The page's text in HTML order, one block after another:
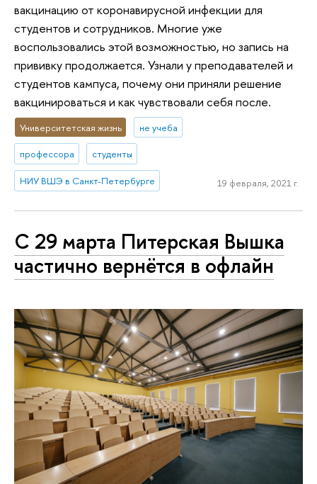
вакцинацию от коронавирусной инфекции для
студентов и сотрудников. Многие уже
воспользовались этой возможностью, но запись на
прививку продолжается. Узнали у преподавателей и
студентов кампуса, почему они приняли решение
вакцинироваться и как чувствовали себя после.
Университетская жизнь не учеба
профессора студенты
НИУ ВШЭ в Санкт-Петербурге 19 февраля, 2021 г.
С 29 марта Питерская Вышка
частично вернётся в офлайн